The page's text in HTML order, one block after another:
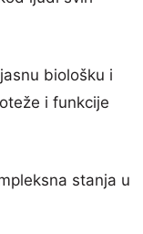
biološku i
i funkcije
stanja u